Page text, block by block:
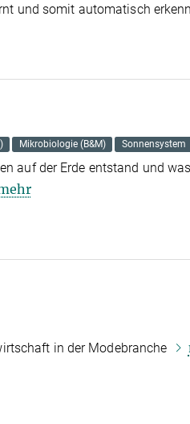
und somit automatisch
Mikrobiologie (B&M) Sonnensystem
auf der Erde entstand und
in der Modebranche